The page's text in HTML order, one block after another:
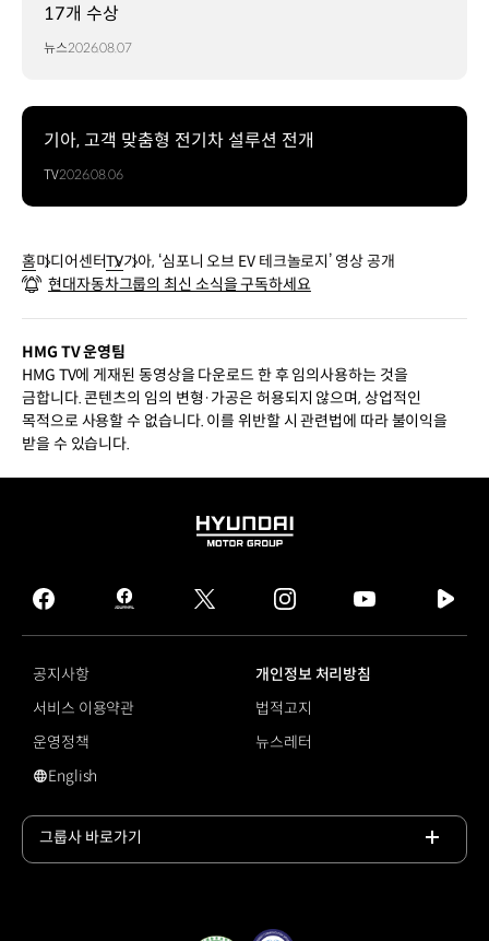
17개 수상
뉴스2026.08.07
기아, 고객 맞춤형 전기차 설루션 전개
TV2026.08.06
홈미디어센터TV기아, ‘심포니 오브 EV 테크놀로지’ 영상 공개
현대자동차그룹의 최신 소식을 구독하세요
HMG TV 운영팀
HMG TV에 게재된 동영상을 다운로드 한 후 임의사용하는 것을
금합니다. 콘텐츠의 임의 변형·가공은 허용되지 않으며, 상업적인
목적으로 사용할 수 없습니다. 이를 위반할 시 관련법에 따라 불이익을
받을 수 있습니다.
HYUNDAI
GROUP
facebook
hmg
journal
twitter instagram
tv
공지사항
개인정보 처리방침
서비스 이용약관
법적고지
운영정책
뉴스레터
영문 사이트로 이동
English
그룹사 바로가기